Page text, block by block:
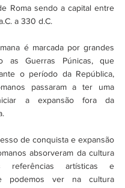
Roma sendo a capital entre
a 330 d.C.
é marcada por grandes
as Guerras Púnicas, que
o período da República,
passaram a ter uma
a expansão fora da
de conquista e expansão
absorveram da cultura
referências artísticas e
podemos ver na cultura